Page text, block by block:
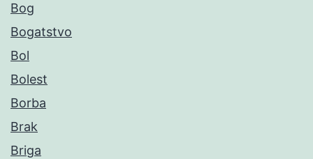
Bog
Bogatstvo
Bol
Bolest
Borba
Brak
Briga